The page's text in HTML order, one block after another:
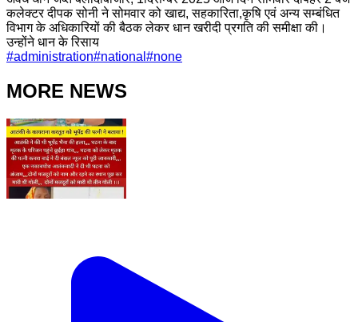
कलेक्टर दीपक सोनी ने सोमवार को खाद्य, सहकारिता,कृषि एवं अन्य सम्बंधित
विभाग के अधिकारियों की बैठक लेकर धान खरीदी प्रगति की समीक्षा की।
उन्होंने धान के रिसाय
#administration#national #none
MORE NEWS